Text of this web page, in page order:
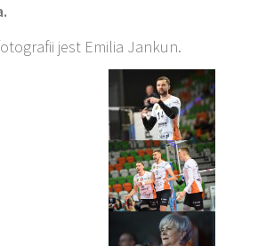
jest Emilia Jankun.